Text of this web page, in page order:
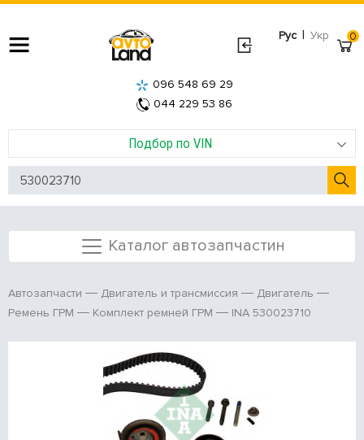
Рус | Укр
Подбор по VIN
096 548 69 29
044 229 53 86
0
Каталог автозапчастин
Автозапчасти Двигатель и трансмиссия
Двигатель
Ремень ГРМ
Комплект ремней ГРМ INA 530023710